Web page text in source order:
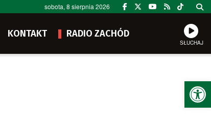
sobota, 8 sierpnia 2026
KONTAKT RADIO ZACHÓD
SŁUCHAJ